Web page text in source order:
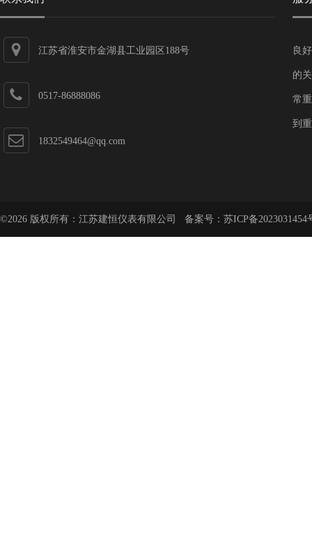
江苏省淮安市金湖县工业园区188号
0517-86888086
1832549464@qq.com
良
的
常
到
©2026 版权所有：江苏建恒仪表有限公司 备案号： 苏ICP备2023031454